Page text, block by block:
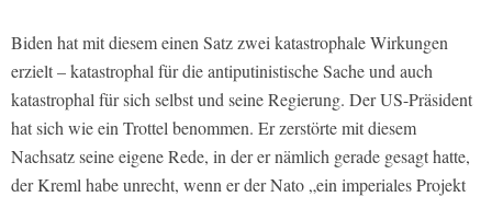
Biden hat mit diesem einen Satz zwei katastrophale Wirkungen
erzielt – katastrophal für die antiputinistische Sache und auch
katastrophal für sich selbst und seine Regierung. Der US-Präsident
hat sich wie ein Trottel benommen. Er zerstörte mit diesem
Nachsatz seine eigene Rede, in der er nämlich gerade gesagt hatte,
der Kreml habe unrecht, wenn er der Nato „ein imperiales Projekt